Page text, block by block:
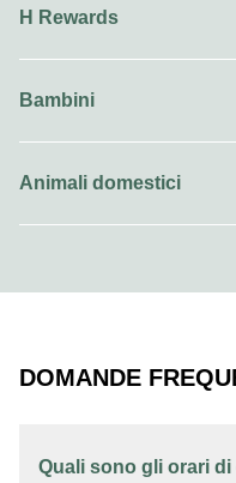
H Rewards
Bambini
Animali domestici
DOMANDE
Quali sono gli orari di